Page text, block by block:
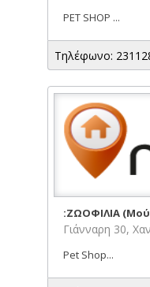
PET SHOP ...
Τηλέφωνο:
:ΖΩΟΦΙΛΙΑ
Γιάνναρη 30,
Pet Shop...